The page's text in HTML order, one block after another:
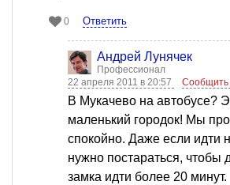
0 Ответить
Андрей Лунячек
Профессионал
22 апреля 2011 в 20:57
Сообщить
В Мукачево на автобусе?
маленький городок! Мы
спокойно. Даже если идти
нужно постараться, чтобы
замка идти более 20 минут.